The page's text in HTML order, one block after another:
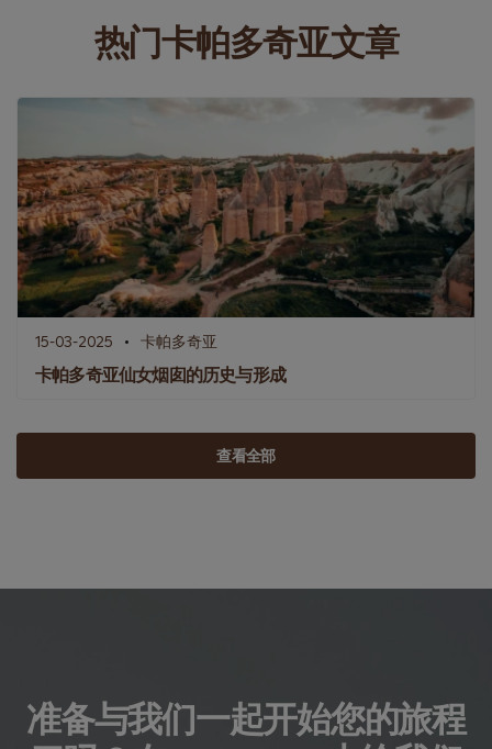
热门卡帕多奇亚文章
15-03-2025 卡帕多奇亚
卡帕多奇亚仙女烟囱的历史与形成
查看全部
准备与我们一起开始您的旅程